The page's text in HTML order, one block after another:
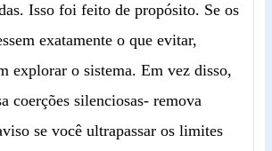
Isso foi feito de propósito. Se os
exatamente o que evitar,
explorar o sistema. Em vez disso,
coerções silenciosas- remova
se você ultrapassar os limites